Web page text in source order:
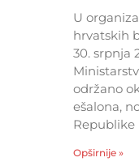
U
hrvatskih
30. srpnja
održano
ešalona,
Republike
Opširnije »